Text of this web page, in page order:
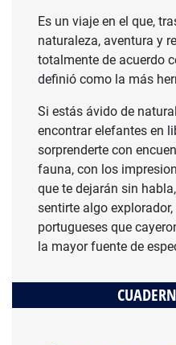
Es un viaje en el que,
naturaleza, aventura y
totalmente de acuerdo
definió como la más
Si estás ávido de
encontrar elefantes en
sorprenderte con
fauna, con los
que te dejarán sin
sentirte algo
portugueses que
la mayor fuente de